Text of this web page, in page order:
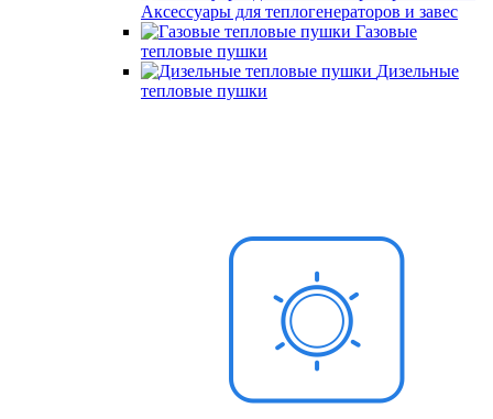
Аксессуары для теплогенераторов и завес
Газовые
тепловые пушки
Дизельные
тепловые пушки